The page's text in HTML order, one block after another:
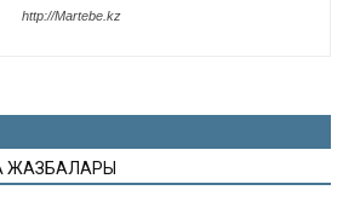
http://Martebe.kz
ЖАЗБАЛАРЫ